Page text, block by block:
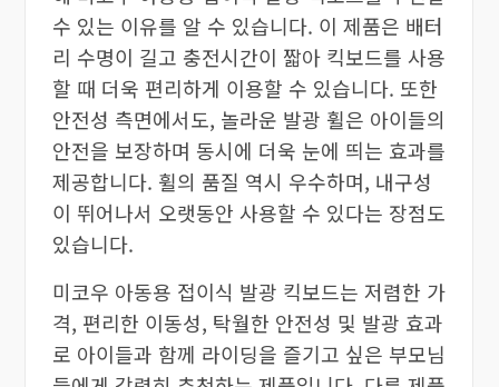
수 있는 이유를 알 수 있습니다. 이 제품은 배터
리 수명이 길고 충전시간이 짧아 킥보드를 사용
할 때 더욱 편리하게 이용할 수 있습니다. 또한
안전성 측면에서도, 놀라운 발광 휠은 아이들의
안전을 보장하며 동시에 더욱 눈에 띄는 효과를
제공합니다. 휠의 품질 역시 우수하며, 내구성
이 뛰어나서 오랫동안 사용할 수 있다는 장점도
있습니다.
미코우 아동용 접이식 발광 킥보드는 저렴한 가
격, 편리한 이동성, 탁월한 안전성 및 발광 효과
로 아이들과 함께 라이딩을 즐기고 싶은 부모님